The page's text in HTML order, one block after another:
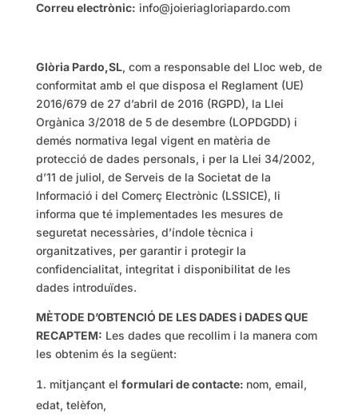
Correu electrònic: info@joieriagloriapardo.com
Glòria Pardo,SL, com a responsable del Lloc web, de
conformitat amb el que disposa el Reglament (UE)
2016/679 de 27 d’abril de 2016 (RGPD), la Llei
Orgànica 3/2018 de 5 de desembre (LOPDGDD) i
demés normativa legal vigent en matèria de
protecció de dades personals, i per la Llei 34/2002,
d’11 de juliol, de Serveis de la Societat de la
Informació i del Comerç Electrònic (LSSICE), li
informa que té implementades les mesures de
seguretat necessàries, d’índole tècnica i
organitzatives, per garantir i protegir la
confidencialitat, integritat i disponibilitat de les
dades introduïdes.
MÈTODE D’OBTENCIÓ DE LES DADES i DADES QUE
RECAPTEM: Les dades que recollim i la manera com
les obtenim és la següent:
mitjançant el formulari de contacte: nom, email,
edat, telèfon,